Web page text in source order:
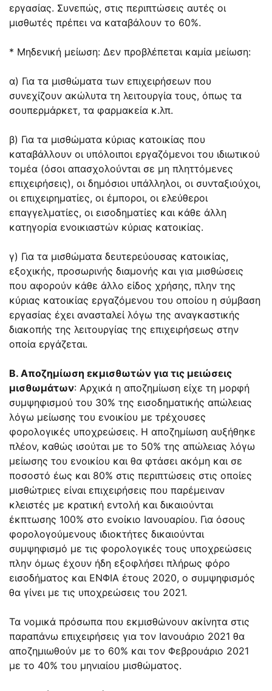
εργασίας. Συνεπώς, στις περιπτώσεις αυτές οι
μισθωτές πρέπει να καταβάλουν το 60%.
* Μηδενική μείωση: Δεν προβλέπεται καμία μείωση:
α) Για τα μισθώματα των επιχειρήσεων που
συνεχίζουν ακώλυτα τη λειτουργία τους, όπως τα
σουπερμάρκετ, τα φαρμακεία κ.λπ.
β) Για τα μισθώματα κύριας κατοικίας που
καταβάλλουν οι υπόλοιποι εργαζόμενοι του ιδιωτικού
τομέα (όσοι απασχολούνται σε μη πληττόμενες
επιχειρήσεις), οι δημόσιοι υπάλληλοι, οι συνταξιούχοι,
οι επιχειρηματίες, οι έμποροι, οι ελεύθεροι
επαγγελματίες, οι εισοδηματίες και κάθε άλλη
κατηγορία ενοικιαστών κύριας κατοικίας.
γ) Για τα μισθώματα δευτερεύουσας κατοικίας,
εξοχικής, προσωρινής διαμονής και για μισθώσεις
που αφορούν κάθε άλλο είδος χρήσης, πλην της
κύριας κατοικίας εργαζόμενου του οποίου η σύμβαση
εργασίας έχει ανασταλεί λόγω της αναγκαστικής
διακοπής της λειτουργίας της επιχειρήσεως στην
οποία εργάζεται.
Β. Αποζημίωση εκμισθωτών για τις μειώσεις
μισθωμάτων: Αρχικά η αποζημίωση είχε τη μορφή
συμψηφισμού του 30% της εισοδηματικής απώλειας
λόγω μείωσης του ενοικίου με τρέχουσες
φορολογικές υποχρεώσεις. Η αποζημίωση αυξήθηκε
πλέον, καθώς ισούται με το 50% της απώλειας λόγω
μείωσης του ενοικίου και θα φτάσει ακόμη και σε
ποσοστό έως και 80% στις περιπτώσεις στις οποίες
μισθώτριες είναι επιχειρήσεις που παρέμειναν
κλειστές με κρατική εντολή και δικαιούνται
έκπτωσης 100% στο ενοίκιο Ιανουαρίου. Για όσους
φορολογούμενους ιδιοκτήτες δικαιούνται
συμψηφισμό με τις φορολογικές τους υποχρεώσεις
πλην όμως έχουν ήδη εξοφλήσει πλήρως φόρο
εισοδήματος και ΕΝΦΙΑ έτους 2020, ο συμψηφισμός
θα γίνει με τις υποχρεώσεις του 2021.
Τα νομικά πρόσωπα που εκμισθώνουν ακίνητα στις
παραπάνω επιχειρήσεις για τον Ιανουάριο 2021 θα
αποζημιωθούν με το 60% και τον Φεβρουάριο 2021
με το 40% του μηνιαίου μισθώματος.